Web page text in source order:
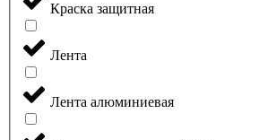
Краска защитная
Лента
Лента алюминиевая